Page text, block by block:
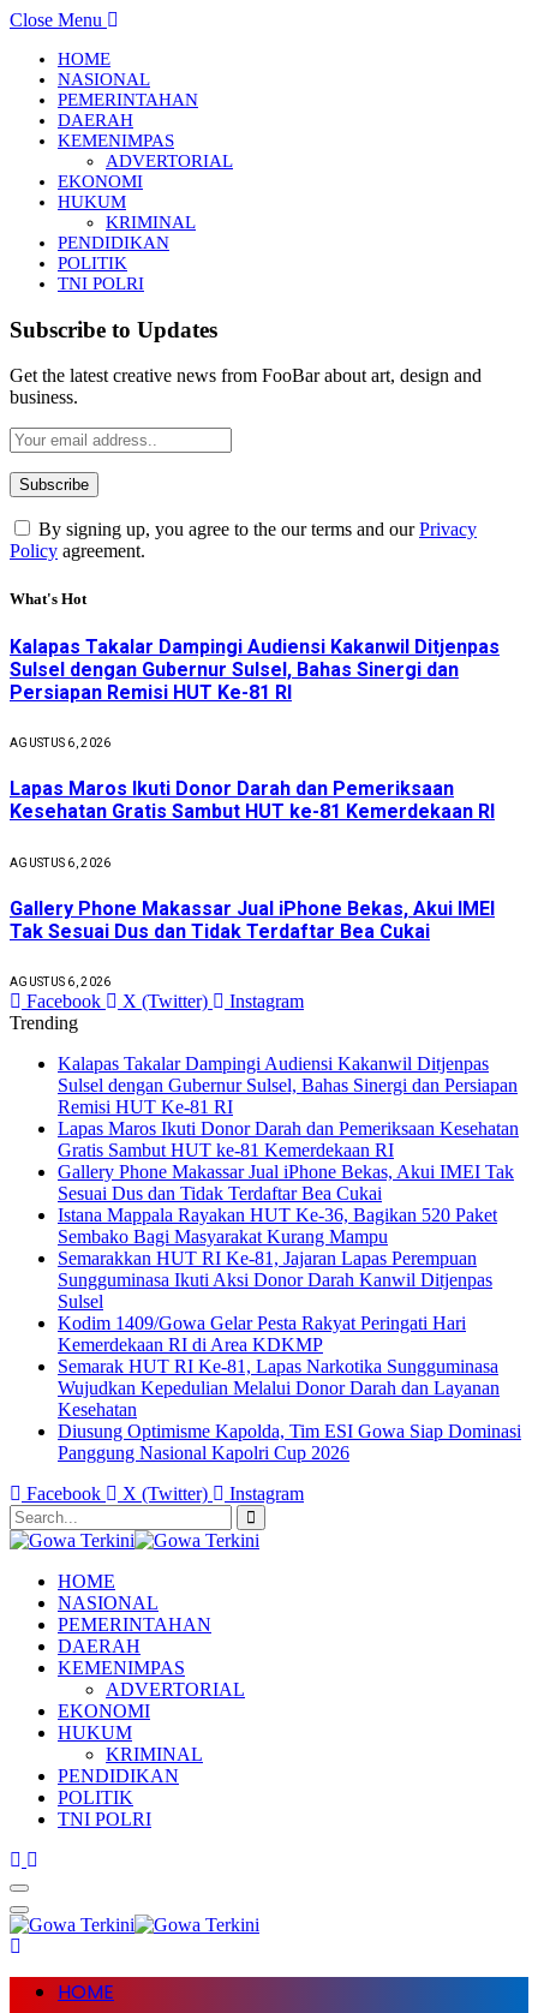
Close Menu
HOME
NASIONAL
PEMERINTAHAN
DAERAH
KEMENIMPAS
ADVERTORIAL
EKONOMI
HUKUM
KRIMINAL
PENDIDIKAN
POLITIK
TNI POLRI
Subscribe to Updates
Get the latest creative news from FooBar about art, design and
business.
By signing up, you agree to the our terms and ourPrivacy
Policy agreement.
What's Hot
Kalapas Takalar Dampingi Audiensi Kakanwil Ditjenpas
Sulsel dengan Gubernur Sulsel, Bahas Sinergi dan
Persiapan Remisi HUT Ke-81 RI
AGUSTUS 6, 2026
Lapas Maros Ikuti Donor Darah dan Pemeriksaan
Kesehatan Gratis Sambut HUT ke-81 Kemerdekaan RI
AGUSTUS 6, 2026
Gallery Phone Makassar Jual iPhone Bekas, Akui IMEI
Tak Sesuai Dus dan Tidak Terdaftar Bea Cukai
AGUSTUS 6, 2026
Facebook X (Twitter)
Instagram
Trending
Kalapas Takalar Dampingi Audiensi Kakanwil Ditjenpas
Sulsel dengan Gubernur Sulsel, Bahas Sinergi dan Persiapan
Remisi HUT Ke-81 RI
Lapas Maros Ikuti Donor Darah dan Pemeriksaan Kesehatan
Gratis Sambut HUT ke-81 Kemerdekaan RI
Gallery Phone Makassar Jual iPhone Bekas, Akui IMEI Tak
Sesuai Dus dan Tidak Terdaftar Bea Cukai
Istana Mappala Rayakan HUT Ke-36, Bagikan 520 Paket
Sembako Bagi Masyarakat Kurang Mampu
Semarakkan HUT RI Ke-81, Jajaran Lapas Perempuan
Sungguminasa Ikuti Aksi Donor Darah Kanwil Ditjenpas
Sulsel
Kodim 1409/Gowa Gelar Pesta Rakyat Peringati Hari
Kemerdekaan RI di Area KDKMP
Semarak HUT RI Ke-81, Lapas Narkotika Sungguminasa
Wujudkan Kepedulian Melalui Donor Darah dan Layanan
Kesehatan
Diusung Optimisme Kapolda, Tim ESI Gowa Siap Dominasi
Panggung Nasional Kapolri Cup 2026
Facebook
X (Twitter) Instagram
HOME
NASIONAL
PEMERINTAHAN
DAERAH
KEMENIMPAS
ADVERTORIAL
EKONOMI
HUKUM
KRIMINAL
PENDIDIKAN
POLITIK
TNI POLRI
HOME